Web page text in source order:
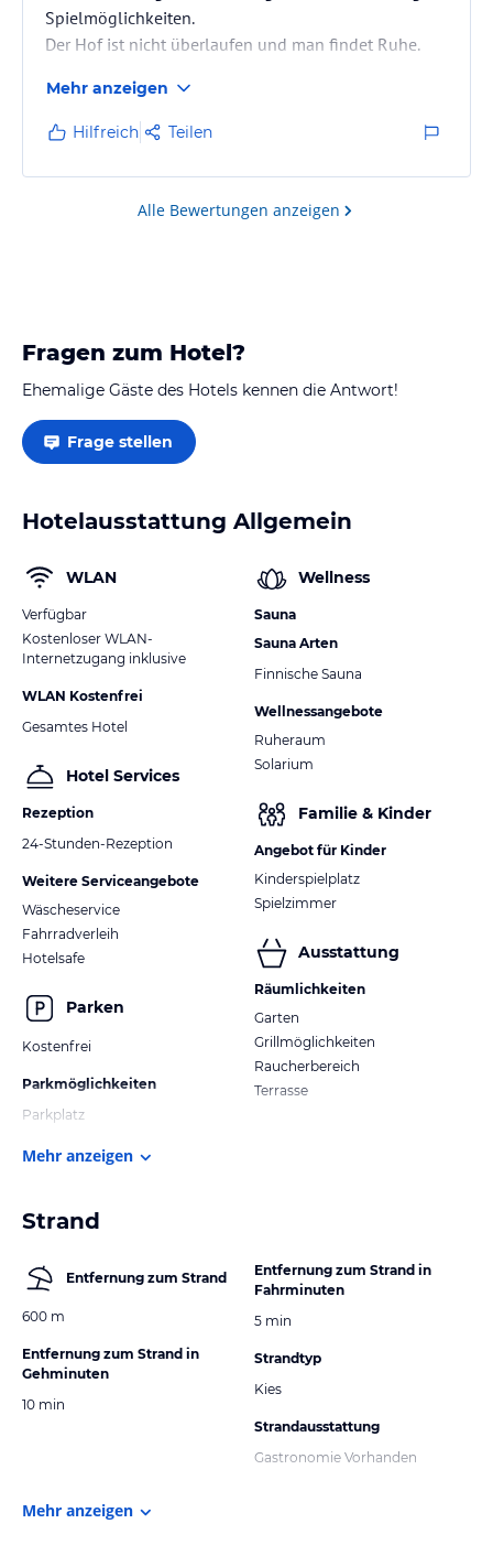
Spielmöglichkeiten.
Der Hof ist nicht überlaufen und man findet Ruhe.
Die Einrichtung der FeWo ist back to the 90s und die
Matratzen ebenso.
Die FeWo ist sauber und ordentlich.
Mehr anzeigen
Hilfreich Teilen
Alle Bewertungen anzeigen
Fragen zum Hotel?
Ehemalige Gäste des Hotels kennen die Antwort!
Frage stellen
Hotelausstattung Allgemein
WLAN
Verfügbar
Kostenloser WLAN-
Internetzugang inklusive
WLAN Kostenfrei
Gesamtes Hotel
Hotel Services
Rezeption
24-Stunden-Rezeption
Weitere Serviceangebote
Wäscheservice
Fahrradverleih
Hotelsafe
Parken
Kostenfrei
Parkmöglichkeiten
Parkplatz
Wellness
Sauna
Sauna Arten
Finnische Sauna
Wellnessangebote
Ruheraum
Solarium
Familie & Kinder
Angebot für Kinder
Kinderspielplatz
Spielzimmer
Ausstattung
Räumlichkeiten
Garten
Grillmöglichkeiten
Raucherbereich
Terrasse
Mehr anzeigen
Strand
Entfernung zum Strand
600 m
Entfernung zum Strand in
Gehminuten
10 min
Entfernung zum Strand in
Fahrminuten
5 min
Strandtyp
Kies
Strandausstattung
Gastronomie Vorhanden
Mehr anzeigen